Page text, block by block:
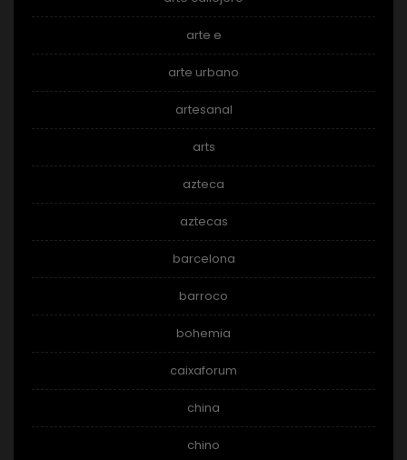
arte e
arte urbano
artesanal
arts
azteca
aztecas
barcelona
barroco
bohemia
caixaforum
china
chino